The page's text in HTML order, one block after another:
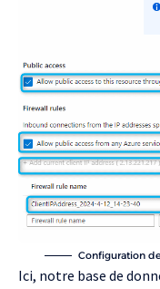
Configuration
Ici, notre base de